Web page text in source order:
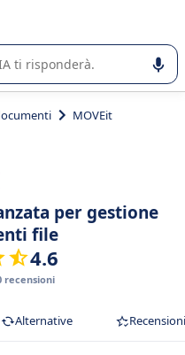
scelta di un
MOVEit
per gestione
file
4.6
recensioni
Alternative Recensioni